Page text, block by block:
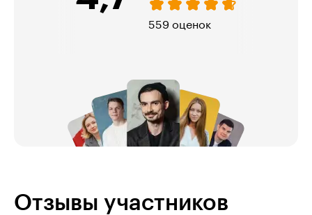
321 оценка
Отзывы участников